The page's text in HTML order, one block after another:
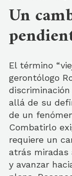
Un
El término
gerontólogo
allá de su
de un
Combatirlo
requiere un
atrás
y avanzar